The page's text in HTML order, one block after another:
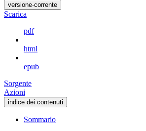
versione-corrente
Scarica
pdf
html
epub
Sorgente
Azioni
indice dei contenuti
Sommario